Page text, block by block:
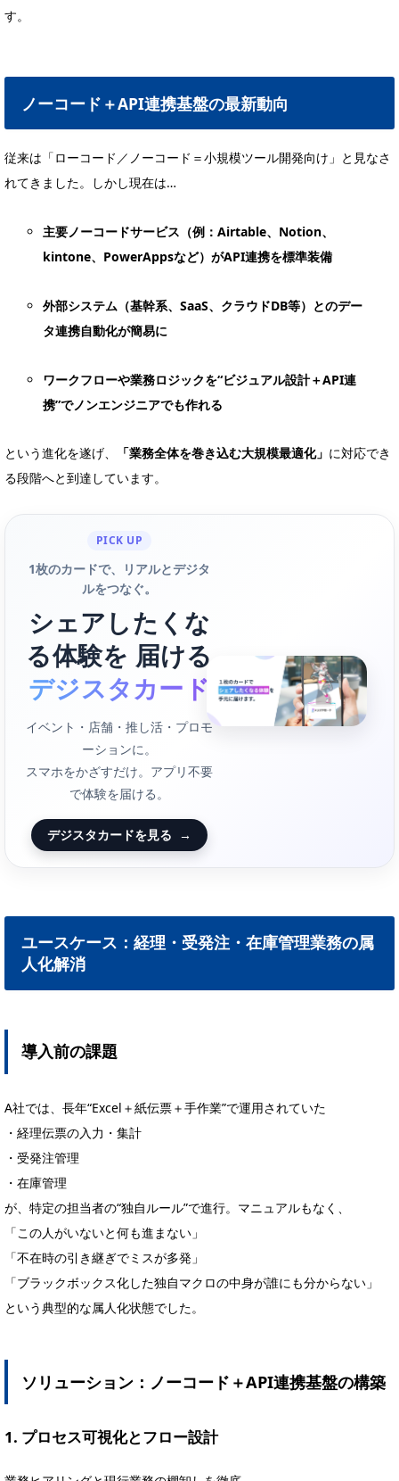
す。
ノーコード＋API連携基盤の最新動向
従来は「ローコード／ノーコード＝小規模ツール開発向け」と見なさ
れてきました。しかし現在は…
主要ノーコードサービス（例：Airtable、Notion、
kintone、PowerAppsなど）がAPI連携を標準装備
外部システム（基幹系、SaaS、クラウドDB等）とのデー
タ連携自動化が簡易に
ワークフローや業務ロジックを“ビジュアル設計＋API連
携”でノンエンジニアでも作れる
という進化を遂げ、 「業務全体を巻き込む大規模最適化」 に対応でき
る段階へと到達しています。
PICK UP
1枚のカードで、リアルとデジタ
ルをつなぐ。
シェアしたくな
る体験を 届ける
デジスタカード
イベント・店舗・推し活・プロモ
ーションに。
スマホをかざすだけ。アプリ不要
で体験を届ける。
デジスタカードを見る →
ユースケース：経理・受発注・在庫管理業務の属
人化解消
導入前の課題
A社では、長年“Excel＋紙伝票＋手作業”で運用されていた
・経理伝票の入力・集計
・受発注管理
・在庫管理
が、特定の担当者の“独自ルール”で進行。マニュアルもなく、
「この人がいないと何も進まない」
「不在時の引き継ぎでミスが多発」
「ブラックボックス化した独自マクロの中身が誰にも分からない」
という典型的な属人化状態でした。
ソリューション：ノーコード＋API連携基盤の構築
1. プロセス可視化とフロー設計